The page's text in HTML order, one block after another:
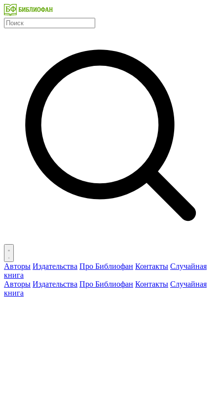
Авторы Издательства Про Библиофан Контакты Случайная
книга
Авторы Издательства Про Библиофан Контакты Случайная
книга